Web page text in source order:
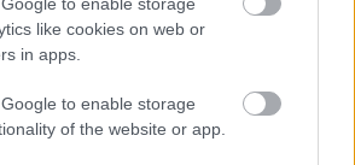
like cookies on web or
in apps.
to enable storage
of the website or app.